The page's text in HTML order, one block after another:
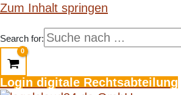
Zum Inhalt springen
Search for:
Login digitale Rechtsabteilung